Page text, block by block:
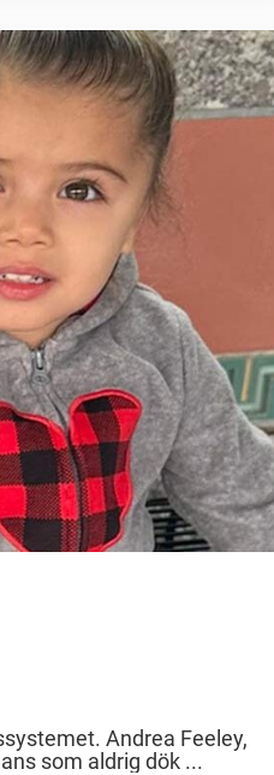
Andrea Feeley,
som aldrig dök ...